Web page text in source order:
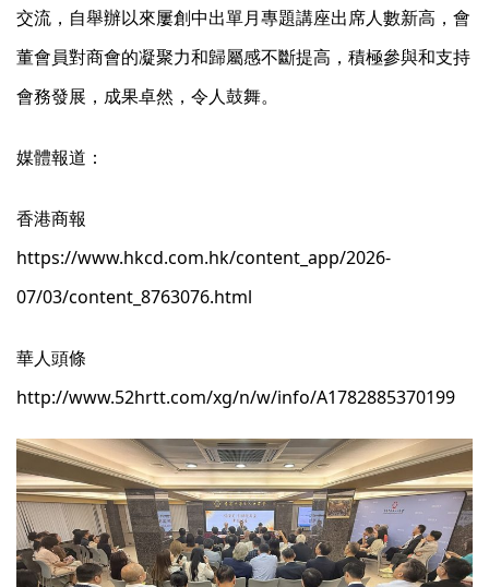
交流，自舉辦以來屢創中出單月專題講座出席人數新高，會
董會員對商會的凝聚力和歸屬感不斷提高，積極參與和支持
會務發展，成果卓然，令人鼓舞。
媒體報道：
香港商報
https://www.hkcd.com.hk/content_app/2026-
07/03/content_8763076.html
華人頭條
http://www.52hrtt.com/xg/n/w/info/A1782885370199